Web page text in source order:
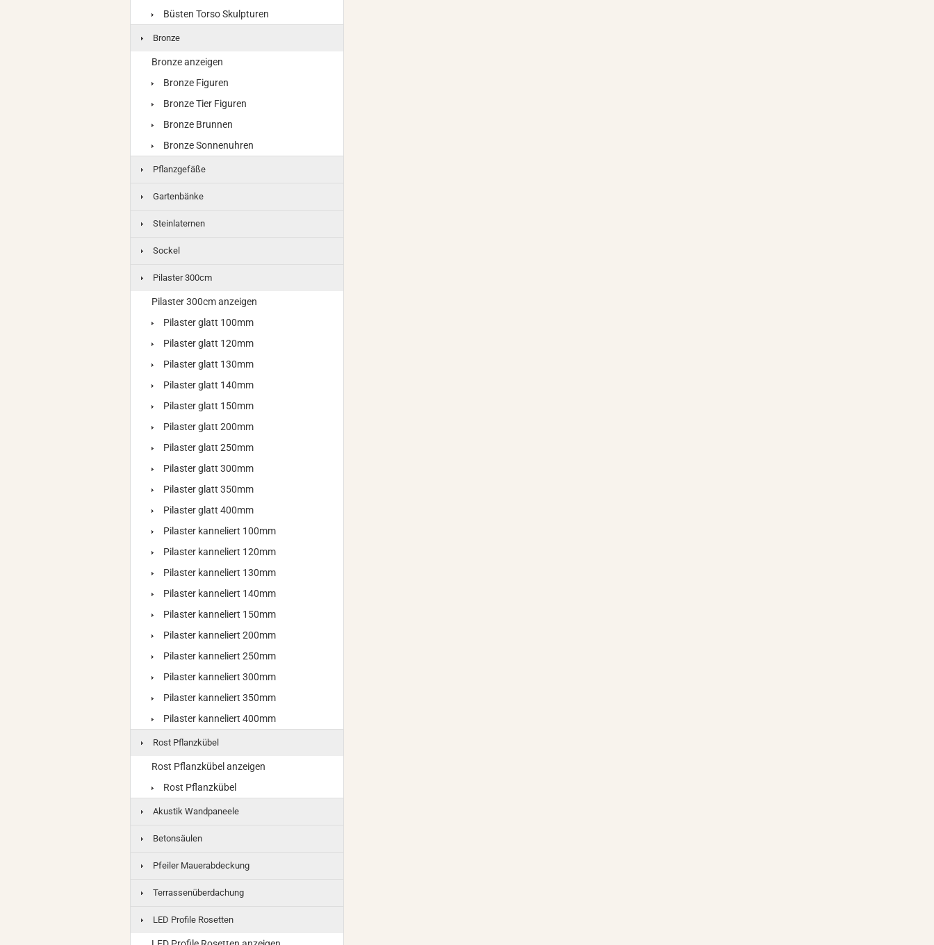
Büsten Torso Skulpturen
Bronze
Bronze anzeigen
Bronze Figuren
Bronze Tier Figuren
Bronze Brunnen
Bronze Sonnenuhren
Pflanzgefäße
Gartenbänke
Steinlaternen
Sockel
Pilaster 300cm
Pilaster 300cm anzeigen
Pilaster glatt 100mm
Pilaster glatt 120mm
Pilaster glatt 130mm
Pilaster glatt 140mm
Pilaster glatt 150mm
Pilaster glatt 200mm
Pilaster glatt 250mm
Pilaster glatt 300mm
Pilaster glatt 350mm
Pilaster glatt 400mm
Pilaster kanneliert 100mm
Pilaster kanneliert 120mm
Pilaster kanneliert 130mm
Pilaster kanneliert 140mm
Pilaster kanneliert 150mm
Pilaster kanneliert 200mm
Pilaster kanneliert 250mm
Pilaster kanneliert 300mm
Pilaster kanneliert 350mm
Pilaster kanneliert 400mm
Rost Pflanzkübel
Rost Pflanzkübel anzeigen
Rost Pflanzkübel
Akustik Wandpaneele
Betonsäulen
Pfeiler Mauerabdeckung
Terrassenüberdachung
LED Profile Rosetten